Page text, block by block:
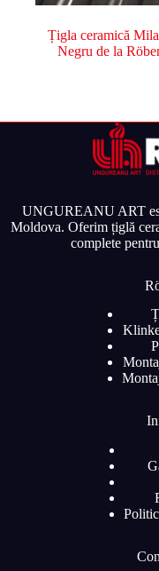
Țigla ceramică
Negru de la
UNGUREANU ART
Moldova. Oferim țiglă
complete